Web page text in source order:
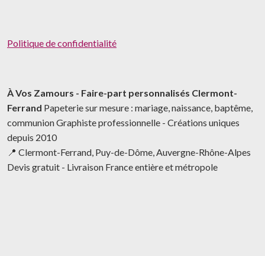
Politique de confidentialité
À Vos Zamours - Faire-part personnalisés Clermont-
Ferrand Papeterie sur mesure : mariage, naissance, baptême,
communion Graphiste professionnelle - Créations uniques
depuis 2010
📍 Clermont-Ferrand, Puy-de-Dôme, Auvergne-Rhône-Alpes
Devis gratuit - Livraison France entière et métropole